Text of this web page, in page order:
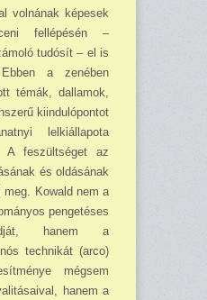
volnának képesek
fellépésén –
tudósít – el is
a zenében
témák, dallamok,
kiindulópontot
lelkiállapota
feszültséget az
és oldásának
meg. Kowald nem a
pengetéses
hanem a
technikát (arco)
mégsem
hanem a